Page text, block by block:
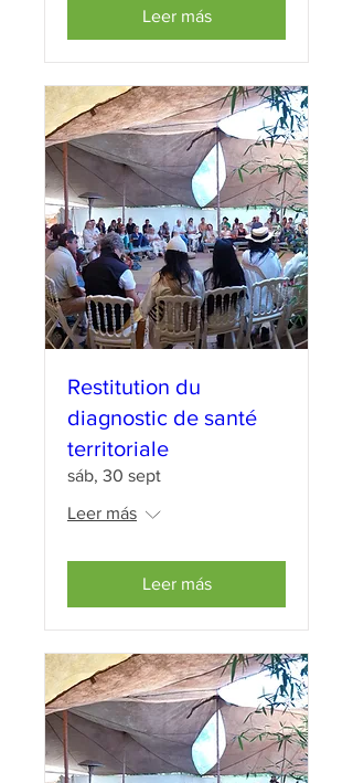
Leer más
Restitution du
diagnostic de santé
territoriale
sáb, 30 sept
Leer más
Leer más